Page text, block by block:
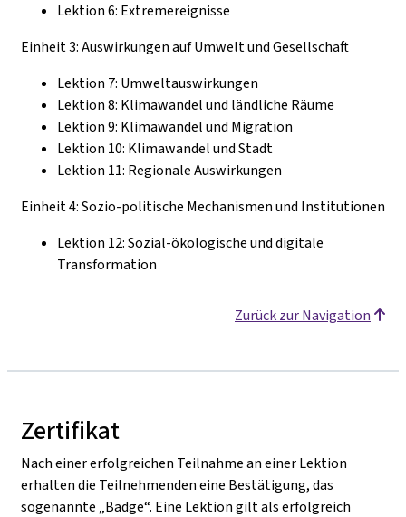
Lektion 6: Extremereignisse
Einheit 3: Auswirkungen auf Umwelt und Gesellschaft
Lektion 7: Umweltauswirkungen
Lektion 8: Klimawandel und ländliche Räume
Lektion 9: Klimawandel und Migration
Lektion 10: Klimawandel und Stadt
Lektion 11: Regionale Auswirkungen
Einheit 4: Sozio-politische Mechanismen und Institutionen
Lektion 12: Sozial-ökologische und digitale
Transformation
Zurück zur Navigation
Zertifikat
Nach einer erfolgreichen Teilnahme an einer Lektion
erhalten die Teilnehmenden eine Bestätigung, das
sogenannte „Badge“. Eine Lektion gilt als erfolgreich